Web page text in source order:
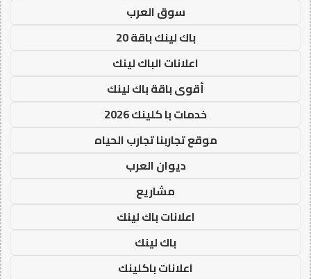
سوق العرب
باك لينك باقة 20
اعلانات الباك لينك
أقوى باقة باك لينك
خدمات با كلينك 2026
موقع تجاربنا تجارب الحياه
ديوان العرب
مشاريع
اعلانات باك لينك
باك لينك
اعلانات باكلينك